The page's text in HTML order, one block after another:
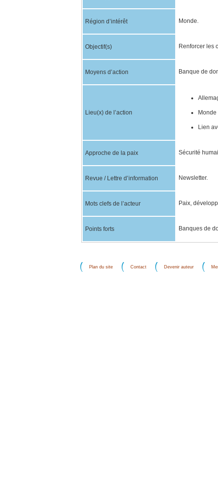
Région d’intérêt Monde.
Objectif(s) Renforcer les
Moyens d’action Banque de
Lieu(x) de l’action Monde
Lien
Approche de la paix Sécurité
Revue / Lettre d’information Newsletter.
Mots clefs de l’acteur Paix,
Points forts Banques de
Plan du site Contact Devenir auteur